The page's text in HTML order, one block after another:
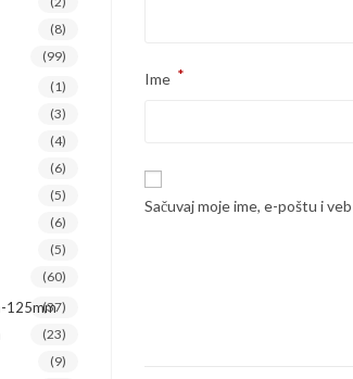
Ime *
Sačuvaj moje ime, e-poštu i
(8)
(99)
(1)
(3)
(4)
(6)
(5)
(6)
(5)
(60)
125mm
(37)
(23)
(9)